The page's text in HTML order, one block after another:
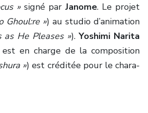
» signé par Janome. Le projet
Ghoul:re ») au studio d’animation
as He Pleases »).Yoshimi Narita
en charge de la composition
») est créditée pour le chara-